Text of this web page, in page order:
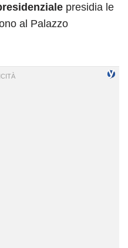
presidia le
al Palazzo